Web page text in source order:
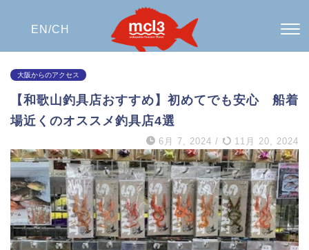
EN/CH
大阪からのアクセス
【和歌山釣具店おすすめ】初めてでも安心 船着
場近くのオススメ釣具店4選
6月 7, 2024 / 11月 20, 2024